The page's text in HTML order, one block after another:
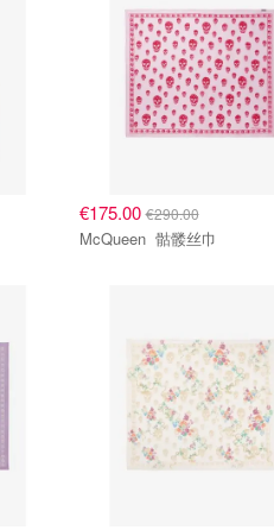
€175.00€290.00
McQueen 骷髅丝巾